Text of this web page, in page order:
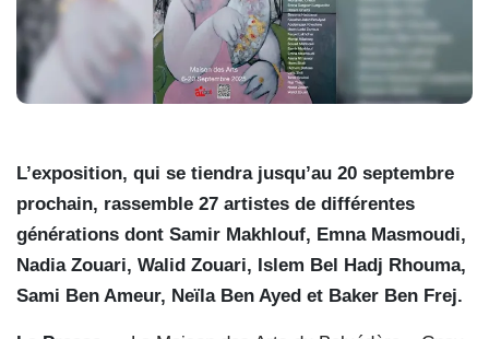
L’exposition, qui se tiendra jusqu’au 20 septembre
prochain, rassemble 27 artistes de différentes
générations dont Samir Makhlouf, Emna Masmoudi,
Nadia Zouari, Walid Zouari, Islem Bel Hadj Rhouma,
Sami Ben Ameur, Neïla Ben Ayed et Baker Ben Frej.